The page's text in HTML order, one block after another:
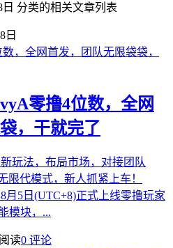
日 分类的相关文章列表
日
零撸4位数，全网
，干就完了
玩法，布局市场，对接团队
限代模式，新人抓紧上车！
月5日(UTC+8)正式上线零撸玩家
模块，...
读0 评论